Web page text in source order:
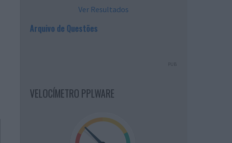
Ver Resultados
Arquivo de Questões
PUB
VELOCÍMETRO PPLWARE